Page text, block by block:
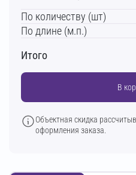
По количеству (шт)
По длине (м.п.)
Итого
В
Объектная скидка
оформления заказа.